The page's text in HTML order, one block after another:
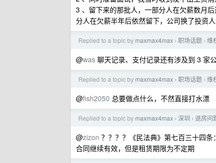
3 、留下来的那批人，一部分人在欠薪数月
分人在欠薪半年后依然留下，公司换了投资人
Replied to a topic by maxmax4max › 职场话题 › 维
@was 聊天记录、支付记录还有涉及到 3 家
Replied to a topic by maxmax4max › 职场话题 › 维
@fish2050 总要做点什么，不然直接打水漂
Replied to a topic by maxmax4max › 深圳 › 退房问
@zizon ？？？？《民法典》第七百三十四
合同继续有效，但是租赁期限为不定期